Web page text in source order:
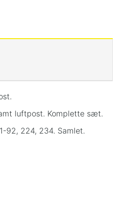
luftpost. Komplette sæt.
92, 224, 234. Samlet.